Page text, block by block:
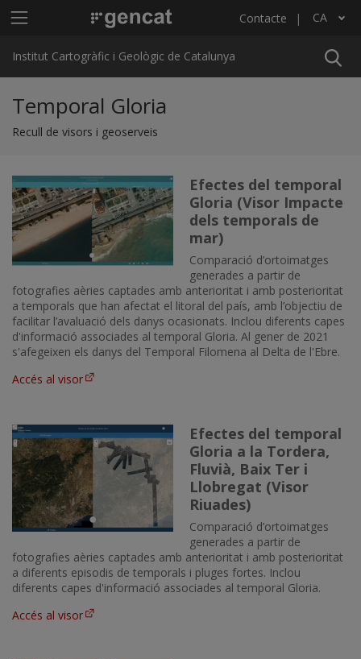
Menú principal ICGC Contacte CA
Llista les accions addicionals
Institut Cartogràfic i Geològic de Catalunya
Temporal Gloria
Recull de visors i geoserveis
Imatge
Efectes del temporal
Gloria (Visor Impacte
dels temporals de
mar)
Comparació d’ortoimatges
generades a partir de
fotografies aèries captades amb anterioritat i amb posterioritat
a temporals que han afectat el litoral del país, amb l’objectiu de
facilitar l’avaluació dels danys ocasionats. Inclou diferents capes
d'informació associades al temporal Gloria. Al gener de 2021
s'afegeixen els danys del Temporal Filomena al Delta de l'Ebre.
Accés al visor
Imatge
Efectes del temporal
Gloria a la Tordera,
Fluvià, Baix Ter i
Llobregat (Visor
Riuades)
Comparació d’ortoimatges
generades a partir de
fotografies aèries captades amb anterioritat i amb posterioritat
a diferents episodis de temporals i pluges fortes. Inclou
diferents capes d'informació associades al temporal Gloria.
Accés al visor